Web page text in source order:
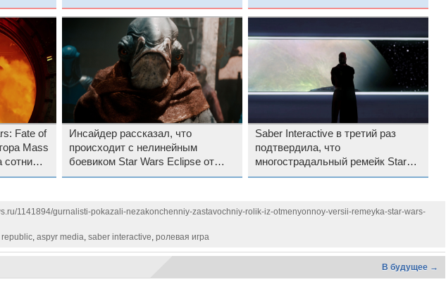
Bungie
ремейка Rayman Legends
Fate of
Mass
сотни
Инсайдер рассказал, что
происходит с нелинейным
боевиком Star Wars Eclipse от
создателей Detroit: Become
Saber Interactive в третий раз
подтвердила, что
многострадальный ремейк Star
Wars: Knights of the Old Republic
1141894/gurnalisti-pokazali-nezakonchenniy-zastavochniy-rolik-iz-otmenyonnoy-versii-remeyka-star-wars-
republic, aspyr media, saber interactive, ролевая игра
В будущее →